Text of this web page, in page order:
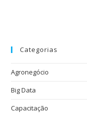
Categorias
Agronegócio
Big Data
Capacitação